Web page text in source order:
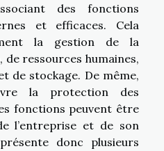
des fonctions
et efficaces. Cela
la gestion de la
ressources humaines,
de stockage. De même,
la protection des
fonctions peuvent être
l’entreprise et de son
donc plusieurs